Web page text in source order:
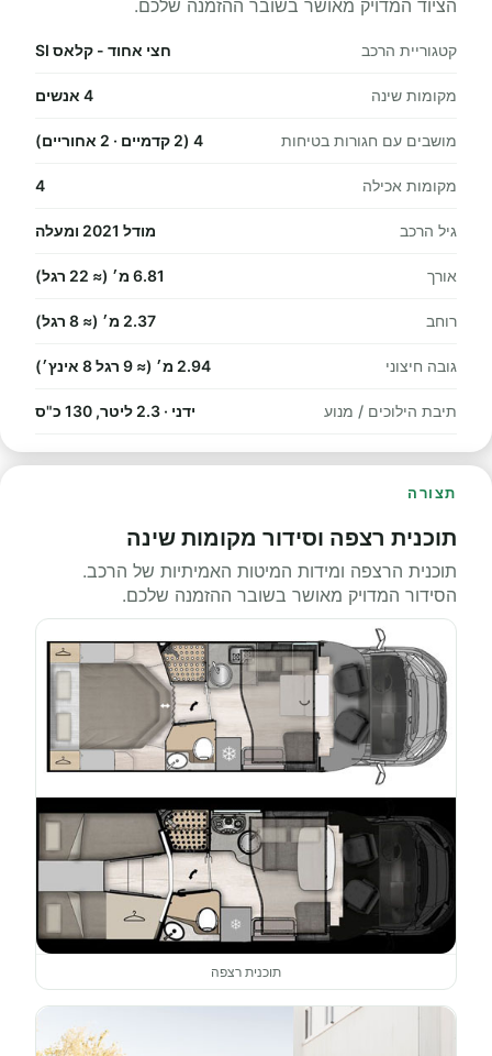
הציוד המדויק מאושר בשובר ההזמנה שלכם.
קטגוריית הרכב חצי אחוד - קלאס SI
מקומות שינה 4 אנשים
מושבים עם חגורות בטיחות 4 (2 קדמיים · 2 אחוריים)
מקומות אכילה 4
גיל הרכב מודל 2021 ומעלה
אורך 6.81 מ׳ (≈ 22 רגל)
רוחב 2.37 מ׳ (≈ 8 רגל)
גובה חיצוני 2.94 מ׳ (≈ 9 רגל 8 אינץ׳)
תיבת הילוכים / מנוע ידני · 2.3 ליטר, 130 כ"ס
תצורה
תוכנית רצפה וסידור מקומות שינה
תוכנית הרצפה ומידות המיטות האמיתיות של הרכב.
הסידור המדויק מאושר בשובר ההזמנה שלכם.
תוכנית רצפה